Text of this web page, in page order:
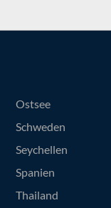
Ostsee
Schweden
Seychellen
Spanien
Thailand